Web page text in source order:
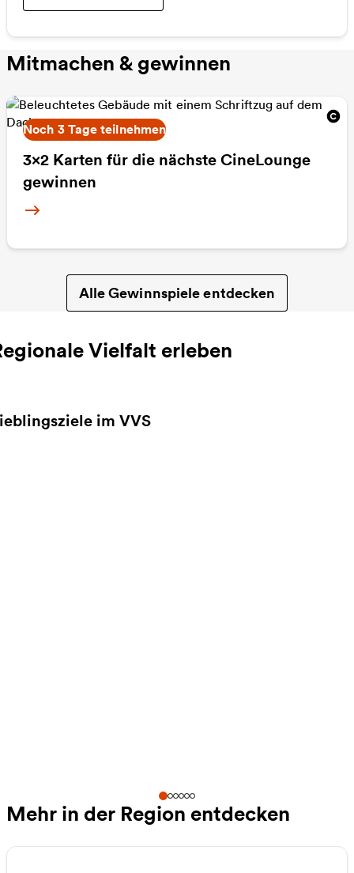
Mitmachen & gewinnen
Noch 3 Tage teilnehmen
3x2 Karten für die nächste CineLounge
gewinnen
Weitere Informationen
Alle Gewinnspiele entdecken
Vielfalt erleben
im VVS
Informationen zu Lieblingsziele im VVS
Mehr in der Region entdecken